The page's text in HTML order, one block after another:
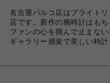
名古屋パルコ店はブライト
店です。新作の腕時計はも
ファンの心を掴んで止まな
ギャラリー感覚で美しい時